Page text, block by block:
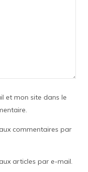
et mon site dans le
commentaires par
articles par e-mail.